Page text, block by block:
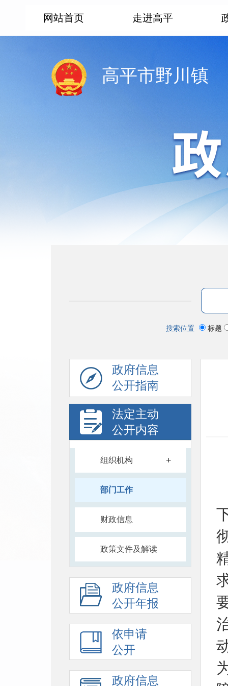
网站首页 走进高平
高平市野川镇
搜索位置 标题
政府信息
公开指南
法定主动
公开内容
组织机构 +
部门工作
财政信息
政策文件及解读
政府信息
公开年报
依申请
公开
政府信息